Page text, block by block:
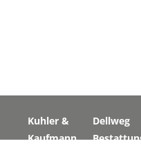
Kuhler &
Kaufmann
Dellweg